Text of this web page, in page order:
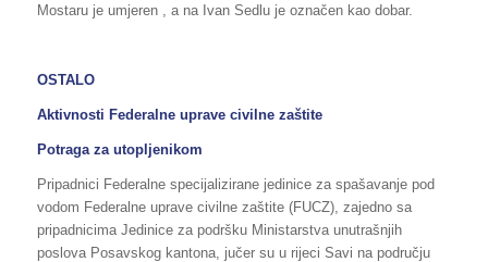
Mostaru je umjeren , a na Ivan Sedlu je označen kao dobar.
OSTALO
Aktivnosti Federalne uprave civilne zaštite
Potraga za utopljenikom
Pripadnici Federalne specijalizirane jedinice za spašavanje pod
vodom Federalne uprave civilne zaštite (FUCZ), zajedno sa
pripadnicima Jedinice za podršku Ministarstva unutrašnjih
poslova Posavskog kantona, jučer su u rijeci Savi na području